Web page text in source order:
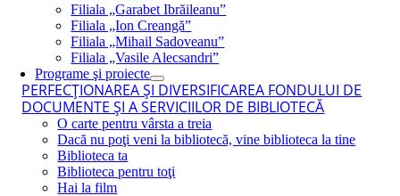
Filiala „Garabet Ibrăileanu”
Filiala „Ion Creangă”
Filiala „Mihail Sadoveanu”
Filiala „Vasile Alecsandri”
Programe şi proiecte
PERFECŢIONAREA ŞI DIVERSIFICAREA FONDULUI DE
DOCUMENTE ŞI A SERVICIILOR DE BIBLIOTECĂ
O carte pentru vârsta a treia
Dacă nu poţi veni la bibliotecă, vine biblioteca la tine
Biblioteca ta
Biblioteca pentru toţi
Hai la film